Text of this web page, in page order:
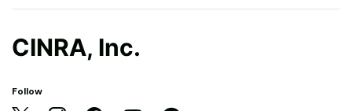
CINRA, Inc.
Follow